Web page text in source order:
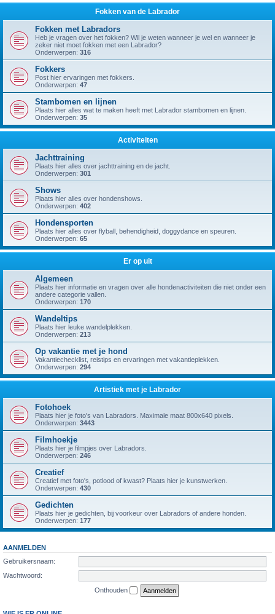
Fokken van de Labrador
Fokken met Labradors
Heb je vragen over het fokken? Wil je weten wanneer je wel en wanneer je
zeker niet moet fokken met een Labrador?
Onderwerpen: 316
Fokkers
Post hier ervaringen met fokkers.
Onderwerpen: 47
Stambomen en lijnen
Plaats hier alles wat te maken heeft met Labrador stambomen en lijnen.
Onderwerpen: 35
Activiteiten
Jachttraining
Plaats hier alles over jachttraining en de jacht.
Onderwerpen: 301
Shows
Plaats hier alles over hondenshows.
Onderwerpen: 402
Hondensporten
Plaats hier alles over flyball, behendigheid, doggydance en speuren.
Onderwerpen: 65
Er op uit
Algemeen
Plaats hier informatie en vragen over alle hondenactiviteiten die niet onder een
andere categorie vallen.
Onderwerpen: 170
Wandeltips
Plaats hier leuke wandelplekken.
Onderwerpen: 213
Op vakantie met je hond
Vakantiechecklist, reistips en ervaringen met vakantieplekken.
Onderwerpen: 294
Artistiek met je Labrador
Fotohoek
Plaats hier je foto's van Labradors. Maximale maat 800x640 pixels.
Onderwerpen: 3443
Filmhoekje
Plaats hier je filmpjes over Labradors.
Onderwerpen: 246
Creatief
Creatief met foto's, potlood of kwast? Plaats hier je kunstwerken.
Onderwerpen: 430
Gedichten
Plaats hier je gedichten, bij voorkeur over Labradors of andere honden.
Onderwerpen: 177
AANMELDEN
Gebruikersnaam:
Wachtwoord:
Onthouden